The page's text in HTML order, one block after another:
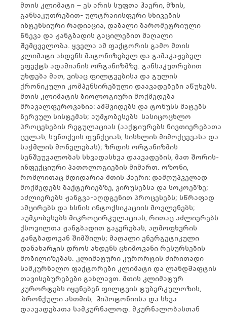
მთის კლიმატი – ეს არის სუფთა ჰაერი, მზის,
განსაკუთრებით- ულტრაიისფერი სხივების
ინტენსიური რადიაცია, დაბალი ბარომეტრიული
წნევა და ჟანგბადის გაცილებით მაღალი
შემცველობა. ყველა ამ ფაქტორის გამო მთის
კლიმატი ახდენს მატონიზებელ და გამაკაჟებელ
ეფექტს ადამიანის ორგანიზმზე. განსაკუთრებით
უხდება მათ, ვისაც ფილტვებისა და გულის
ქრონიკული კომპენსირებული დაავადებები აწუხებს.
მთის კლიმატის ბიოლოგიური მოქმედება
მრავალფეროვანია: ამშვიდებს და ტონუსს მატებს
ნერვულ სისტემას; აუმჯობესებს სასიცოცხლო
პროცესების რეგულაციას (ააქტიურებს ნივთიერებათა
ცვლას, სუნთქვის ფუნქციას, სისხლის მიმოქცევასა და
საჭმლის მონელებას); ზრდის ორგანიზმის
სენშეუვალობას სხვადასხვა დაავადების, მათ შორის-
ინფექციური პათოლოგიების მიმართ. ოზონი,
რომლითაც მდიდარია მთის ჰაერი: დამღუპველად
მოქმედებს ბაქტერიებზე, ვირუსებსა და სოკოებზე;
აძლიერებს ჟანგვა-აღდგენით პროცესებს; სწრაფად
ამცირებს და ხსნის ინტოქსიკაციის მოვლენებს;
აუმჯობესებს მიკროცირკულაციას, რითაც აძლიერებს
ქსოვილთა ჟანგბადით გაჯერებას, აღმოფხვრის
ჟანგბადოვან შიმშილს; მაღალი ენერგეტიკული
დანახარჯის დროს ახდენს ცხიმოვანი რესურსების
მობილიზებას. კლიმატური კურორტის ძირითადი
სამკურნალო ფაქტორები კლიმატი და ლანდშაფტის
თავისებურებები გახლავთ. მთის კლიმატურ
კურორტებს იყენებენ ფილტვის ტუბერკულოზის,
ბრონქული ასთმის, ჰიპოტონიისა და სხვა
დაავადებათა სამკურნალოდ. მკურნალობასთან